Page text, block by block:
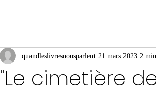
"Le cimetière de
quandleslivresnousparlent 21 mars 2023 2